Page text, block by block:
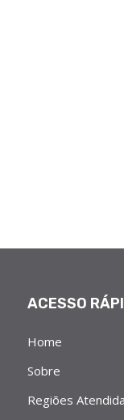
ACESSO
Home
Sobre
Regiões